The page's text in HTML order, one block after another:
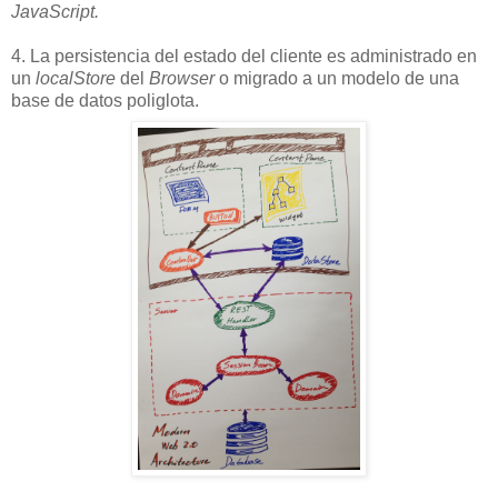
JavaScript.
4. La persistencia del estado del cliente es administrado en
un localStore del Browsero migrado a un modelo de una
base de datos poliglota.